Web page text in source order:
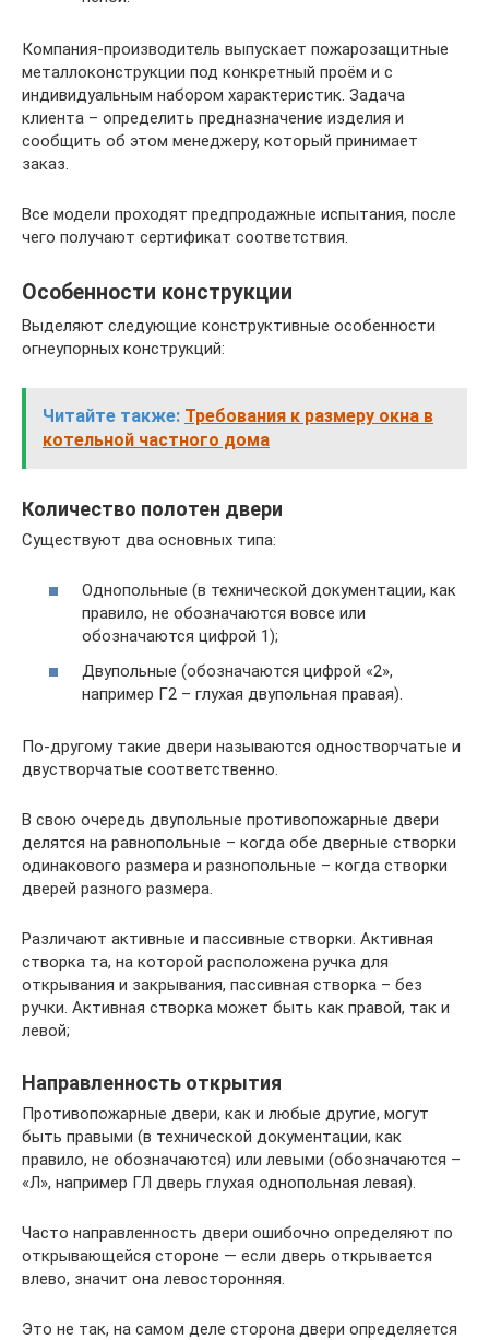
Компания-производитель выпускает пожарозащитные
металлоконструкции под конкретный проём и с
индивидуальным набором характеристик. Задача
клиента – определить предназначение изделия и
сообщить об этом менеджеру, который принимает
заказ.
Все модели проходят предпродажные испытания, после
чего получают сертификат соответствия.
Особенности конструкции
Выделяют следующие конструктивные особенности
огнеупорных конструкций:
Читайте также: Требования к размеру окна в
котельной частного дома
Количество полотен двери
Существуют два основных типа:
Однопольные (в технической документации, как
правило, не обозначаются вовсе или
обозначаются цифрой 1);
Двупольные (обозначаются цифрой «2»,
например Г2 – глухая двупольная правая).
По-другому такие двери называются одностворчатые и
двустворчатые соответственно.
В свою очередь двупольные противопожарные двери
делятся на равнопольные – когда обе дверные створки
одинакового размера и разнопольные – когда створки
дверей разного размера.
Различают активные и пассивные створки. Активная
створка та, на которой расположена ручка для
открывания и закрывания, пассивная створка – без
ручки. Активная створка может быть как правой, так и
левой;
Направленность открытия
Противопожарные двери, как и любые другие, могут
быть правыми (в технической документации, как
правило, не обозначаются) или левыми (обозначаются –
«Л», например ГЛ дверь глухая однопольная левая).
Часто направленность двери ошибочно определяют по
открывающейся стороне — если дверь открывается
влево, значит она левосторонняя.
Это не так, на самом деле сторона двери определяется